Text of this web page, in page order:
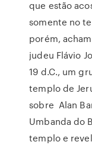
que estão
somente no
porém,
judeu Flávio
19 d.C., um
templo de
sobre Alan
Umbanda do
templo e